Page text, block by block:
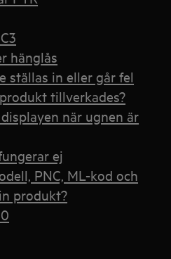
hänglås
ställas in eller går fel
tillverkades?
när ugnen är
ej
PNC, ML-kod och
produkt?